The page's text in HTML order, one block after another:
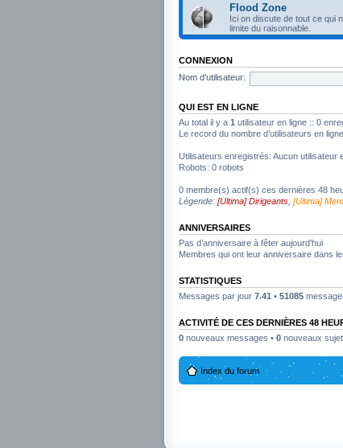
Flood Zone
Ici on discute de tout ce qui
limite du raisonnable.
CONNEXION
Nom d’utilisateur:
QUI EST EN LIGNE
Au total il y a 1 utilisateur en ligne :: 0
Le record du nombre d’utilisateurs en
Utilisateurs enregistrés: Aucun utilisateur
Robots: 0 robots
0 membre(s) actif(s) ces dernières 48
Légende: [Ultima] Dirigeants [Ultima]
ANNIVERSAIRES
Pas d’anniversaire à fêter aujourd’hui
Membres qui ont leur anniversaire dans
STATISTIQUES
Messages par jour 7.41 • 51085
ACTIVITÉ DE CES DERNIÈRES 48
0 nouveaux messages • 0 nouveaux
Index du forum